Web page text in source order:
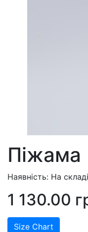
Піжама
Наявність: На складі
1 130.00
Size Chart